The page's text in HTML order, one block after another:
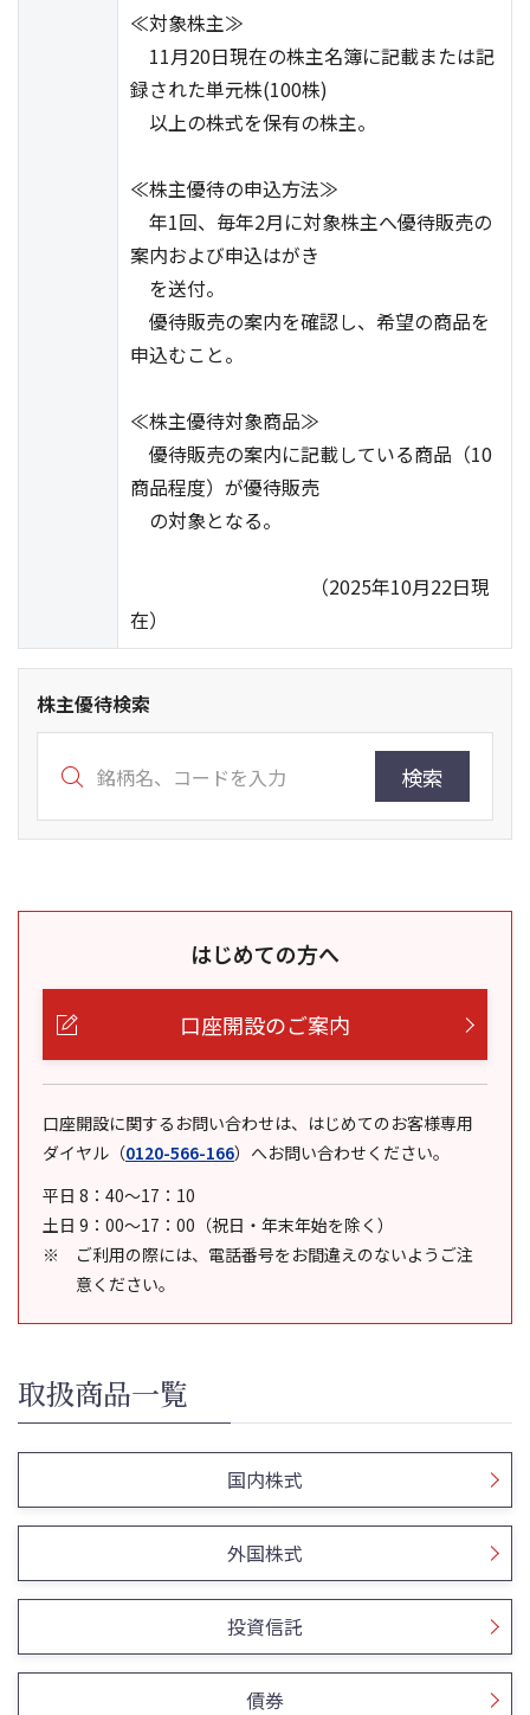
≪対象株主≫
11月20日現在の株主名簿に記載または記
録された単元株(100株)
以上の株式を保有の株主。
≪株主優待の申込方法≫
年1回、毎年2月に対象株主へ優待販売の
案内および申込はがき
を送付。
優待販売の案内を確認し、希望の商品を
申込むこと。
≪株主優待対象商品≫
優待販売の案内に記載している商品（10
商品程度）が優待販売
の対象となる。
（2025年10月22日現
在）
株主優待検索
検索
はじめての方へ
口座開設のご案内
口座開設に関するお問い合わせは、はじめてのお客様専用
ダイヤル （0120-566-166） へお問い合わせください。
平日 8：40～17：10
土日 9：00～17：00（祝日・年末年始を除く）
ご利用の際には、電話番号をお間違えのないようご注
意ください。
取扱商品一覧
国内株式
外国株式
投資信託
債券